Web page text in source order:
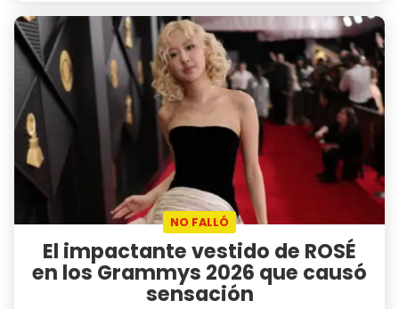
NO FALLÓ
El impactante vestido de ROSÉ
en los Grammys 2026 que causó
sensación